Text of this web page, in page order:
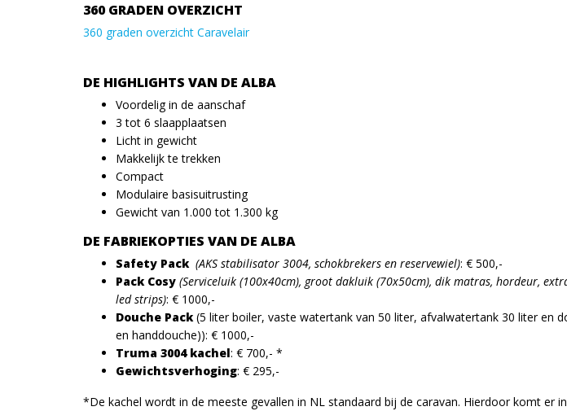
360 GRADEN OVERZICHT
360 graden overzicht Caravelair
DE HIGHLIGHTS VAN DE ALBA
Voordelig in de aanschaf
3 tot 6 slaapplaatsen
Licht in gewicht
Makkelijk te trekken
Compact
Modulaire basisuitrusting
Gewicht van 1.000 tot 1.300 kg
DE FABRIEKOPTIES VAN DE ALBA
Safety Pack (AKS stabilisator 3004, schokbrekers en reservewiel): € 500,-
Pack Cosy (Serviceluik (100x40cm), groot dakluik (70x50cm), dik matras, hordeur,
led strips): € 1000,-
Douche Pack(5 liter boiler, vaste watertank van 50 liter, afvalwatertank 30 liter en
en handdouche)): € 1000,-
Truma 3004 kachel: € 700,- *
Gewichtsverhoging: € 295,-
*De kachel wordt in de meeste gevallen in NL standaard bij de caravan. Hierdoor komt er